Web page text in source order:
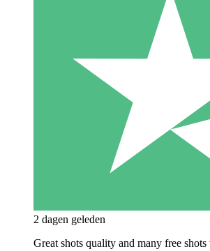
2 dagen geleden
Great shots quality and many free shots